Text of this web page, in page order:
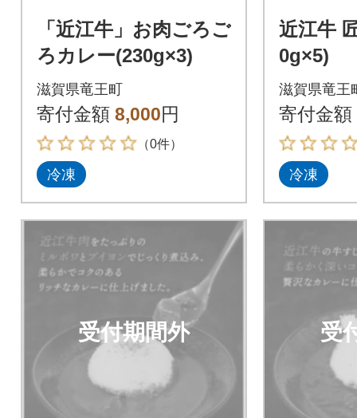
「近江牛」お肉ごろご
ろカレー(230g×3)
滋賀県竜王町
寄付金額 8,000円
（0件）
冷凍
近江牛
0g×5)
滋賀県竜王
寄付金額
冷凍
受付期間外 受